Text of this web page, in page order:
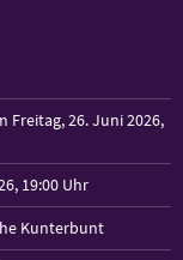
Freitag, 26. Juni 2026,
19:00 Uhr
Kunterbunt